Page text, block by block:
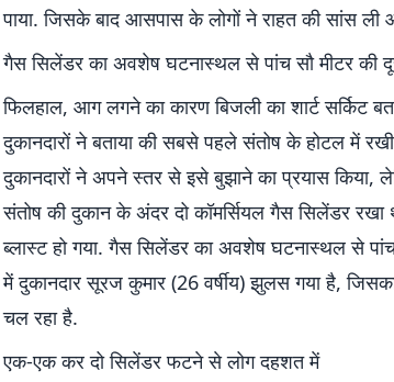
पाया. जिसके बाद आसपास के लोगों ने राहत की सांस
गैस सिलेंडर का अवशेष घटनास्थल से पांच सौ मीटर की
फिलहाल, आग लगने का कारण बिजली का शार्ट सर्किट
दुकानदारों ने बताया की सबसे पहले संतोष के होटल में
दुकानदारों ने अपने स्तर से इसे बुझाने का प्रयास किया,
संतोष की दुकान के अंदर दो कॉमर्सियल गैस सिलेंडर
ब्लास्ट हो गया. गैस सिलेंडर का अवशेष घटनास्थल से
में दुकानदार सूरज कुमार (26 वर्षीय) झुलस गया है,
चल रहा है.
एक-एक कर दो सिलेंडर फटने से लोग दहशत में